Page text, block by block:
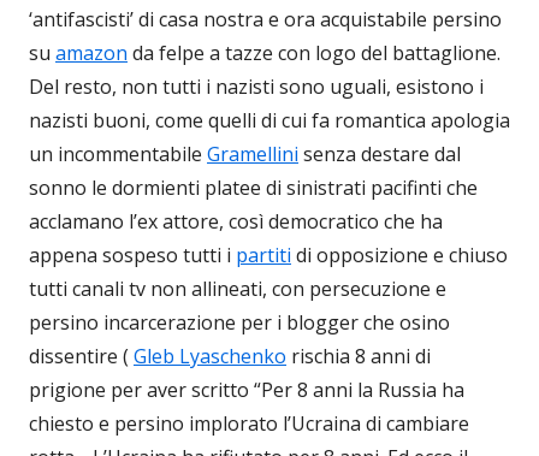
‘antifascisti’ di casa nostra e ora acquistabile persino
su amazon da felpe a tazze con logo del battaglione.
Del resto, non tutti i nazisti sono uguali, esistono i
nazisti buoni, come quelli di cui fa romantica apologia
un incommentabile Gramellini senza destare dal
sonno le dormienti platee di sinistrati pacifinti che
acclamano l’ex attore, così democratico che ha
appena sospeso tutti i partiti di opposizione e chiuso
tutti canali tv non allineati, con persecuzione e
persino incarcerazione per i blogger che osino
dissentire ( Gleb Lyaschenko rischia 8 anni di
prigione per aver scritto “Per 8 anni la Russia ha
chiesto e persino implorato l’Ucraina di cambiare